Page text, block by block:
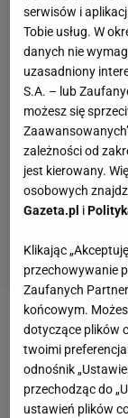
Zobacz wideo
Po
Warszawa,
serwisów i
Tobie usług. W
danych nie
uzasadniony
S.A. – lub
możesz się
zależności od
jest kierowany.
osobowych
Gazeta.pl i
Klikając
przechowywanie
Zaufanych
końcowym.
dotyczące plików
twoimi
odnośnik
przechodząc do
ustawień plików